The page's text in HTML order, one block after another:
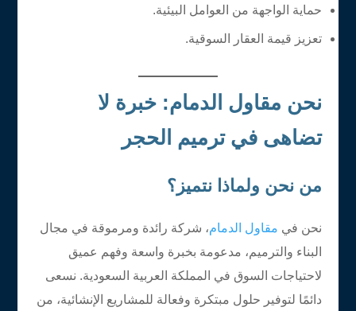
حماية الواجهة من العوامل البيئية.
تعزيز قيمة العقار السوقية.
نحن مقاول الدمام: خبرة لا
تضاهى في ترميم الحجر
من نحن ولماذا نتميز؟
نحن في مقاول الدمام، شركة رائدة ومرموقة في مجال
البناء والترميم، مدعومة بخبرة واسعة وفهم عميق
لاحتياجات السوق في المملكة العربية السعودية. نسعى
دائمًا لتوفير حلول مبتكرة وفعالة للمشاريع الإنشائية، من